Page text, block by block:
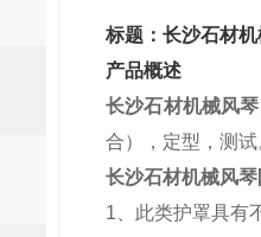
标题：长沙石材
产品概述
长沙石材机械风
合），定型，测试
长沙石材机械风
1、此类护罩具有